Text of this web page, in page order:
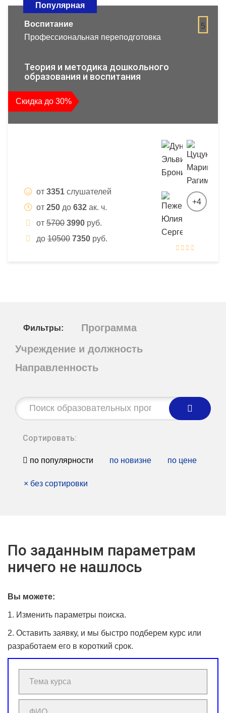
Популярная
5
Воспитание
Профессиональная переподготовка
Теория и методика дошкольного
образования и воспитания
Скидка до 30%
от 3351 слушателей
от 250 до 632 ак. ч.
от 5700 3990 руб.
до 10500 7350 руб.
+4
Фильтры:
Программа
Учреждение и должность
Направленность
Строка
поиска:
Сортировать:
по популярности по новизне по цене
× без сортировки
По заданным параметрам
ничего не нашлось
Вы можете:
1. Изменить параметры поиска.
2. Оставить заявку, и мы быстро подберем курс или
разработаем его в короткий срок.